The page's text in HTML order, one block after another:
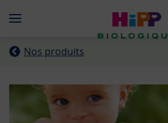
Menü
Nos produits